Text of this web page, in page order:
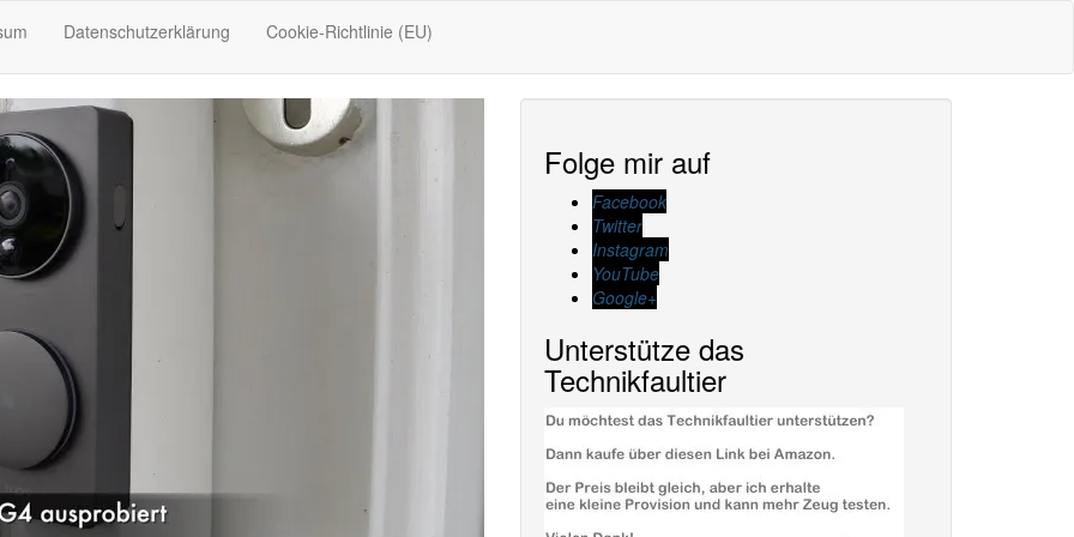
Datenschutzerklärung Cookie-Richtlinie (EU)
Folge mir auf
Facebook
Twitter
Instagram
YouTube
Google+
Unterstütze das
Technikfaultier